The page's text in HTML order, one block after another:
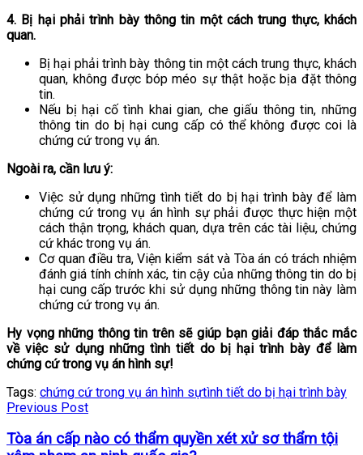
4. Bị hại phải trình bày thông tin một cách trung thực, khách
quan.
Bị hại phải trình bày thông tin một cách trung thực, khách
quan, không được bóp méo sự thật hoặc bịa đặt thông
tin.
Nếu bị hại cố tình khai gian, che giấu thông tin, những
thông tin do bị hại cung cấp có thể không được coi là
chứng cứ trong vụ án.
Ngoài ra, cần lưu ý:
Việc sử dụng những tình tiết do bị hại trình bày để làm
chứng cứ trong vụ án hình sự phải được thực hiện một
cách thận trọng, khách quan, dựa trên các tài liệu, chứng
cứ khác trong vụ án.
Cơ quan điều tra, Viện kiểm sát và Tòa án có trách nhiệm
đánh giá tính chính xác, tin cậy của những thông tin do bị
hại cung cấp trước khi sử dụng những thông tin này làm
chứng cứ trong vụ án.
Hy vọng những thông tin trên sẽ giúp bạn giải đáp thắc mắc
về việc sử dụng những tình tiết do bị hại trình bày để làm
chứng cứ trong vụ án hình sự!
Tags: chứng cứ trong vụ án hình sựtình tiết do bị hại trình bày
Previous Post
Tòa án cấp nào có thẩm quyền xét xử sơ thẩm tội